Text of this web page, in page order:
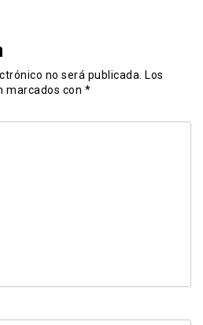
no será publicada.
Los
marcados con *